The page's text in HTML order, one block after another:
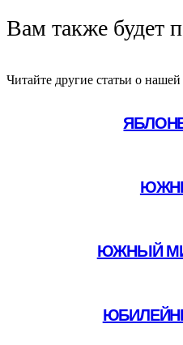
Вам также будет
Читайте другие статьи о
ЮЖНЫЙ